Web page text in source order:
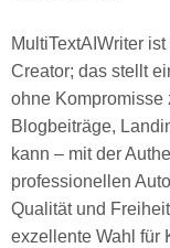
MultiTextAIWriter
Creator; das stellt
ohne Kompromisse
Blogbeiträge,
kann – mit der
professionellen
Qualität und
exzellente Wahl für